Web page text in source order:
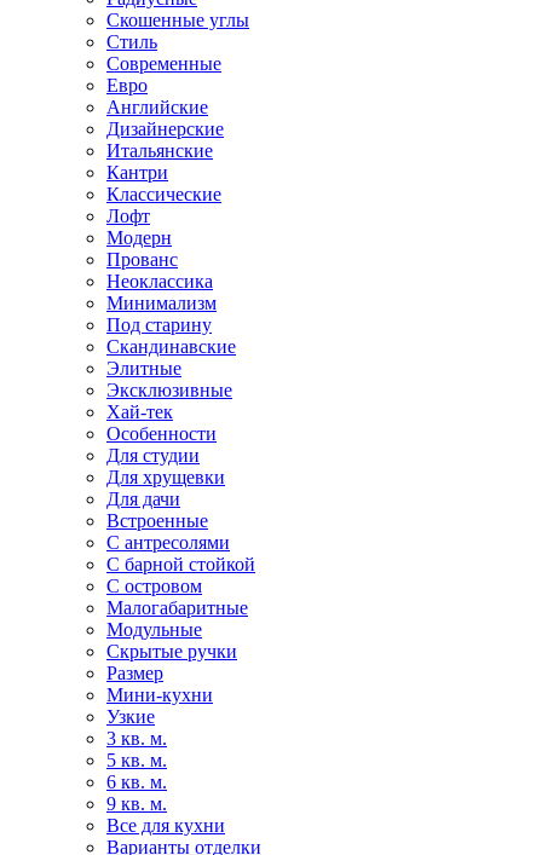
Скошенные углы
Стиль
Современные
Евро
Английские
Дизайнерские
Итальянские
Кантри
Классические
Лофт
Модерн
Прованс
Неоклассика
Минимализм
Под старину
Скандинавские
Элитные
Эксклюзивные
Хай-тек
Особенности
Для студии
Для хрущевки
Для дачи
Встроенные
С антресолями
С барной стойкой
С островом
Малогабаритные
Модульные
Скрытые ручки
Размер
Мини-кухни
Узкие
3 кв. м.
5 кв. м.
6 кв. м.
9 кв. м.
Все для кухни
Варианты отделки